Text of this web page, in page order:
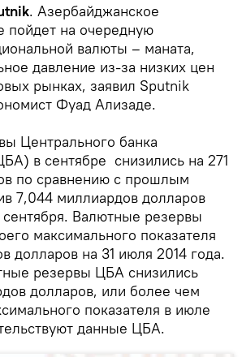
. Азербайджанское
пойдет на очередную
валюты – маната,
давление из-за низких цен
рынках, заявил Sputnik
Фуад Ализаде.
Центрального банка
в сентябре снизились на 271
по сравнению с прошлым
7,044 миллиардов долларов
Валютные резервы
максимального показателя
долларов на 31 июля 2014 года.
резервы ЦБА снизились
долларов, или более чем
показателя в июле
данные ЦБА.